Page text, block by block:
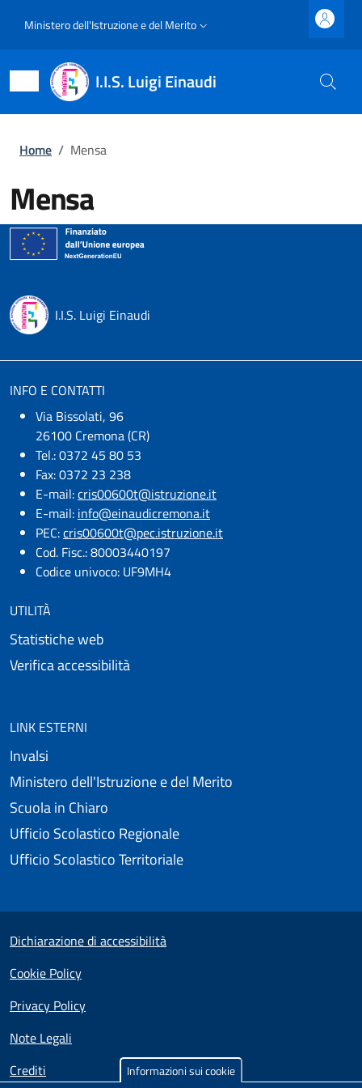
Informazioni sui cookie
Slim top
Ministero dell'Istruzione e del Merito
I.I.S. Luigi Einaudi
Briciole di pane
Home / Mensa
Mensa
I.I.S. Luigi Einaudi
INFO E CONTATTI
Via Bissolati, 96
26100 Cremona (CR)
Tel.: 0372 45 80 53
Fax: 0372 23 238
E-mail:cris00600t@istruzione.it
E-mail:​ info@einaudicremona.it
PEC:cris00600t@pec.istruzione.it
Cod. Fisc.: 80003440197
Codice univoco: UF9MH4
UTILITÀ
Statistiche web
Verifica accessibilità
LINK ESTERNI
Invalsi
Ministero dell'Istruzione e del Merito
Scuola in Chiaro
Ufficio Scolastico Regionale
Ufficio Scolastico Territoriale
Small prints
Dichiarazione di accessibilità
Cookie Policy
Privacy Policy
Note Legali
Crediti